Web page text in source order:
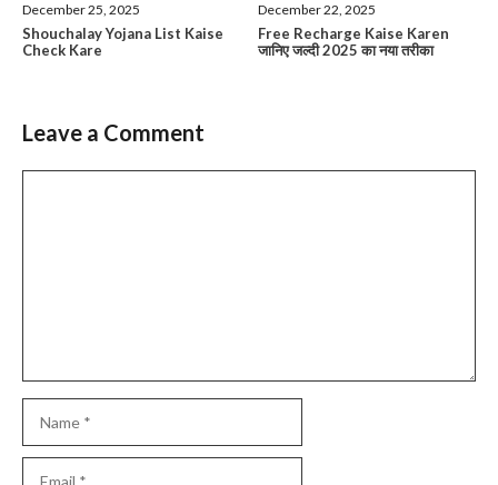
December 25, 2025
Shouchalay Yojana List Kaise
Check Kare
December 22, 2025
Free Recharge Kaise Karen
जानिए जल्दी 2025 का नया तरीका
Leave a Comment